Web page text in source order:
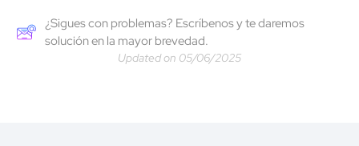
¿Sigues con problemas? Escríbenos y te daremos
solución en la mayor brevedad.
Updated on 05/06/2025